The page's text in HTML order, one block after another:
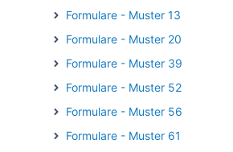
Formulare - Muster 13
Formulare - Muster 20
Formulare - Muster 39
Formulare - Muster 52
Formulare - Muster 56
Formulare - Muster 61